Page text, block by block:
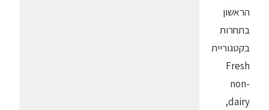
הראשון
בתחרות
בקטגוריית
Fresh
non-
dairy,